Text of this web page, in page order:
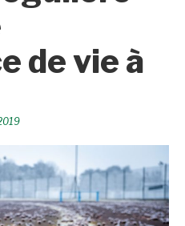
de vie à